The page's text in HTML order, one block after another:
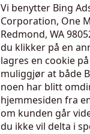
Vi benytter Bing
Corporation, One
Redmond, WA
du klikker på en
lagres en cookie
muliggjør at både
noen har blitt
hjemmesiden fra
om kunden går
du ikke vil delta i